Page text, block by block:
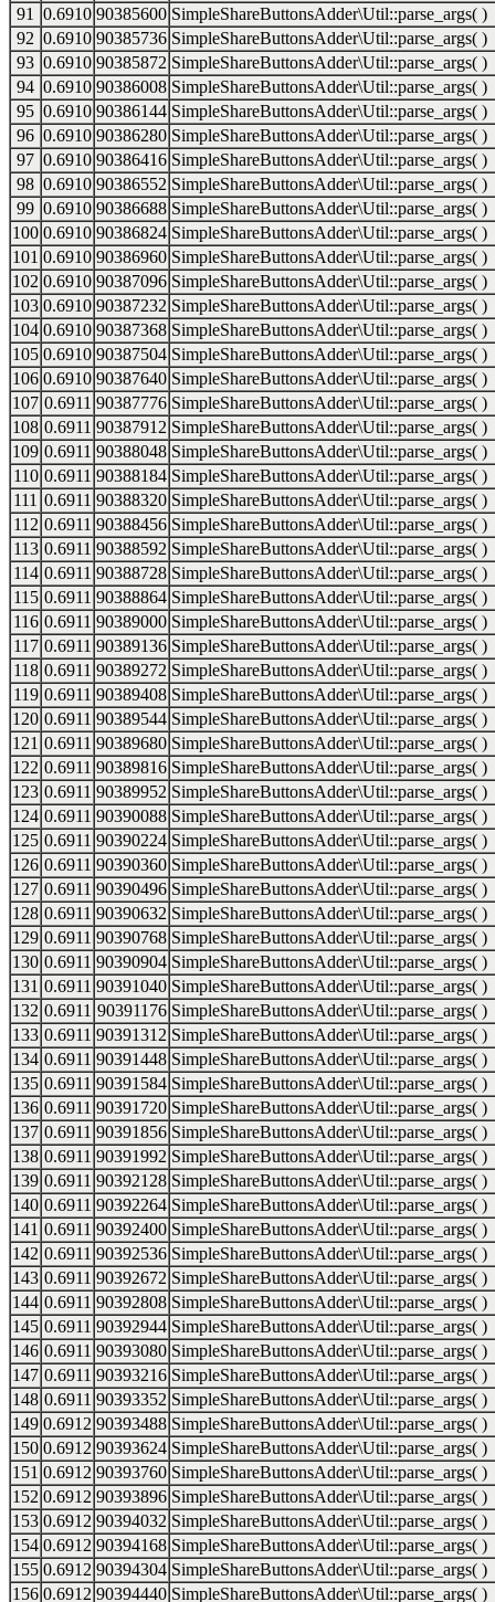
91
0.6910 90385600 SimpleShareButtonsAdder\Util::parse_args( )
92 0.6910 90385736 SimpleShareButtonsAdder\Util::parse_args( )
93 0.6910 90385872 SimpleShareButtonsAdder\Util::parse_args( )
94 0.6910 90386008 SimpleShareButtonsAdder\Util::parse_args( )
95 0.6910 90386144 SimpleShareButtonsAdder\Util::parse_args( )
96 0.6910 90386280 SimpleShareButtonsAdder\Util::parse_args( )
97 0.6910 90386416 SimpleShareButtonsAdder\Util::parse_args( )
98 0.6910 90386552 SimpleShareButtonsAdder\Util::parse_args( )
99 0.6910 90386688 SimpleShareButtonsAdder\Util::parse_args( )
100 0.6910 90386824 SimpleShareButtonsAdder\Util::parse_args( )
101 0.6910 90386960 SimpleShareButtonsAdder\Util::parse_args( )
102 0.6910 90387096 SimpleShareButtonsAdder\Util::parse_args( )
103 0.6910 90387232 SimpleShareButtonsAdder\Util::parse_args( )
104 0.6910 90387368 SimpleShareButtonsAdder\Util::parse_args( )
105 0.6910 90387504 SimpleShareButtonsAdder\Util::parse_args( )
106 0.6910 90387640 SimpleShareButtonsAdder\Util::parse_args( )
107 0.6911 90387776 SimpleShareButtonsAdder\Util::parse_args( )
108 0.6911 90387912 SimpleShareButtonsAdder\Util::parse_args( )
109 0.6911 90388048 SimpleShareButtonsAdder\Util::parse_args( )
110 0.6911 90388184 SimpleShareButtonsAdder\Util::parse_args( )
111 0.6911 90388320 SimpleShareButtonsAdder\Util::parse_args( )
112 0.6911 90388456 SimpleShareButtonsAdder\Util::parse_args( )
113 0.6911 90388592 SimpleShareButtonsAdder\Util::parse_args( )
114 0.6911 90388728 SimpleShareButtonsAdder\Util::parse_args( )
115 0.6911 90388864 SimpleShareButtonsAdder\Util::parse_args( )
116 0.6911 90389000 SimpleShareButtonsAdder\Util::parse_args( )
117 0.6911 90389136 SimpleShareButtonsAdder\Util::parse_args( )
118 0.6911 90389272 SimpleShareButtonsAdder\Util::parse_args( )
119 0.6911 90389408 SimpleShareButtonsAdder\Util::parse_args( )
120 0.6911 90389544 SimpleShareButtonsAdder\Util::parse_args( )
121 0.6911 90389680 SimpleShareButtonsAdder\Util::parse_args( )
122 0.6911 90389816 SimpleShareButtonsAdder\Util::parse_args( )
123 0.6911 90389952 SimpleShareButtonsAdder\Util::parse_args( )
124 0.6911 90390088 SimpleShareButtonsAdder\Util::parse_args( )
125 0.6911 90390224 SimpleShareButtonsAdder\Util::parse_args( )
126 0.6911 90390360 SimpleShareButtonsAdder\Util::parse_args( )
127 0.6911 90390496 SimpleShareButtonsAdder\Util::parse_args( )
128 0.6911 90390632 SimpleShareButtonsAdder\Util::parse_args( )
129 0.6911 90390768 SimpleShareButtonsAdder\Util::parse_args( )
130 0.6911 90390904 SimpleShareButtonsAdder\Util::parse_args( )
131 0.6911 90391040 SimpleShareButtonsAdder\Util::parse_args( )
132 0.6911 90391176 SimpleShareButtonsAdder\Util::parse_args( )
133 0.6911 90391312 SimpleShareButtonsAdder\Util::parse_args( )
134 0.6911 90391448 SimpleShareButtonsAdder\Util::parse_args( )
135 0.6911 90391584 SimpleShareButtonsAdder\Util::parse_args( )
136 0.6911 90391720 SimpleShareButtonsAdder\Util::parse_args( )
137 0.6911 90391856 SimpleShareButtonsAdder\Util::parse_args( )
138 0.6911 90391992 SimpleShareButtonsAdder\Util::parse_args( )
139 0.6911 90392128 SimpleShareButtonsAdder\Util::parse_args( )
140 0.6911 90392264 SimpleShareButtonsAdder\Util::parse_args( )
141 0.6911 90392400 SimpleShareButtonsAdder\Util::parse_args( )
142 0.6911 90392536 SimpleShareButtonsAdder\Util::parse_args( )
143 0.6911 90392672 SimpleShareButtonsAdder\Util::parse_args( )
144 0.6911 90392808 SimpleShareButtonsAdder\Util::parse_args( )
145 0.6911 90392944 SimpleShareButtonsAdder\Util::parse_args( )
146 0.6911 90393080 SimpleShareButtonsAdder\Util::parse_args( )
147 0.6911 90393216 SimpleShareButtonsAdder\Util::parse_args( )
148 0.6911 90393352 SimpleShareButtonsAdder\Util::parse_args( )
149 0.6912 90393488 SimpleShareButtonsAdder\Util::parse_args( )
150 0.6912 90393624 SimpleShareButtonsAdder\Util::parse_args( )
151 0.6912 90393760 SimpleShareButtonsAdder\Util::parse_args( )
152 0.6912 90393896 SimpleShareButtonsAdder\Util::parse_args( )
153 0.6912 90394032 SimpleShareButtonsAdder\Util::parse_args( )
154 0.6912 90394168 SimpleShareButtonsAdder\Util::parse_args( )
155 0.6912 90394304 SimpleShareButtonsAdder\Util::parse_args( )
156 0.6912 90394440 SimpleShareButtonsAdder\Util::parse_args( )